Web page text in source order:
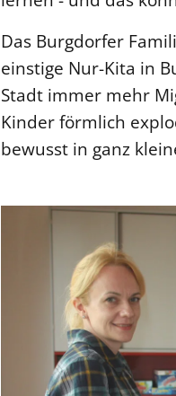
Das Burgdorfer
einstige Nur-Kita in
Stadt immer mehr
Kinder förmlich
bewusst in ganz